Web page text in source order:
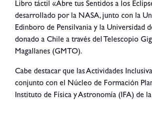
Libro táctil «Abre tus Sentidos a los
desarrollado por la NASA, junto con la
Edinboro de Pensilvania y la Universidad
donado a Chile a través del Telescopio
Magallanes (GMTO).
Cabe destacar que las Actividades
conjunto con el Núcleo de Formación
Instituto de Física y Astronomía (IFA) de la